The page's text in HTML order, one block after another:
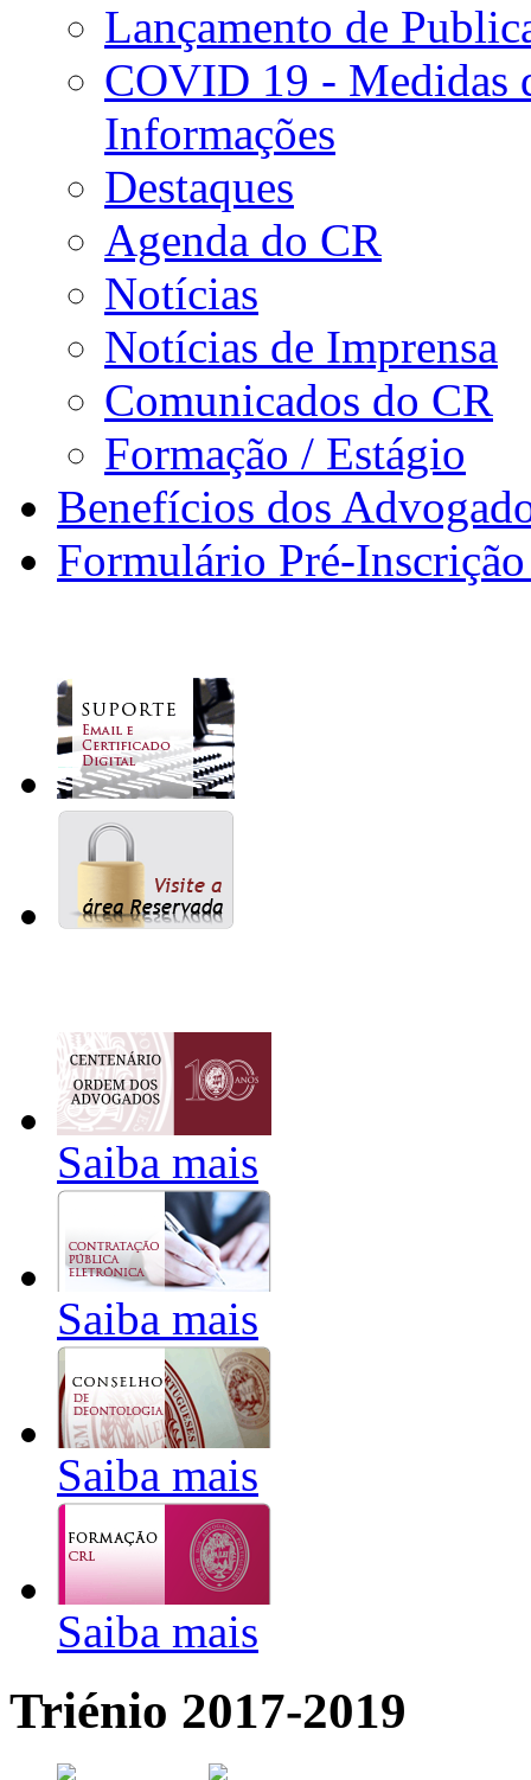
Lançamento de
COVID 19 - Medidas
Informações
Destaques
Agenda do CR
Notícias
Notícias de Imprensa
Comunicados do CR
Formação / Estágio
Benefícios dos
Formulário Pré-
Saiba mais
Saiba mais
Saiba mais
Saiba mais
Triénio 2017-2019